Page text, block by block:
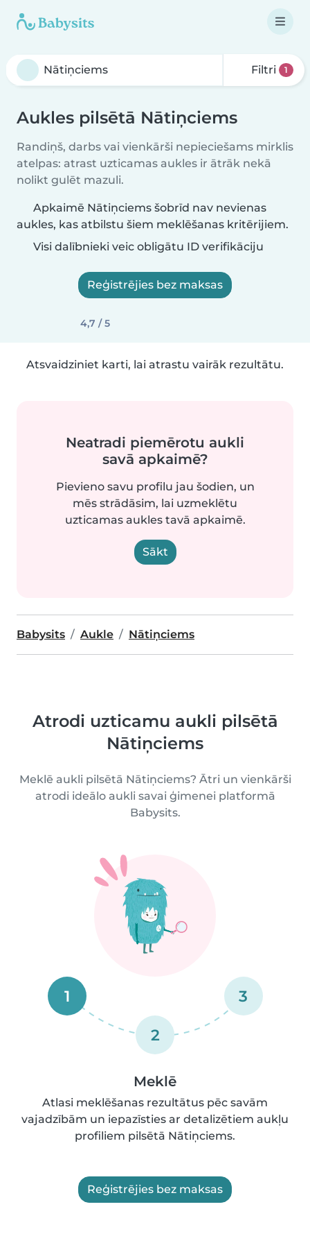
Filtri 1
Aukles pilsētā Nātiņciems
Randiņš, darbs vai vienkārši nepieciešams mirklis
atelpas: atrast uzticamas aukles ir ātrāk nekā
nolikt gulēt mazuli.
Apkaimē Nātiņciems šobrīd nav nevienas
aukles, kas atbilstu šiem meklēšanas kritērijiem.
Visi dalībnieki veic obligātu ID verifikāciju
Reģistrējies bez maksas
4,7 / 5
Atsvaidziniet karti, lai atrastu vairāk rezultātu.
Neatradi piemērotu aukli
savā apkaimē?
Pievieno savu profilu jau šodien, un
mēs strādāsim, lai uzmeklētu
uzticamas aukles tavā apkaimē.
Sākt
Babysits Aukle Nātiņciems
Atrodi uzticamu aukli pilsētā
Nātiņciems
Meklē aukli pilsētā Nātiņciems? Ātri un vienkārši
atrodi ideālo aukli savai ģimenei platformā
Babysits.
1
2
3
Meklē
Atlasi meklēšanas rezultātus pēc savām
vajadzībām un iepazīsties ar detalizētiem aukļu
profiliem pilsētā Nātiņciems.
Reģistrējies bez maksas